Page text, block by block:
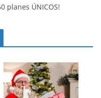
planes ÚNICOS!